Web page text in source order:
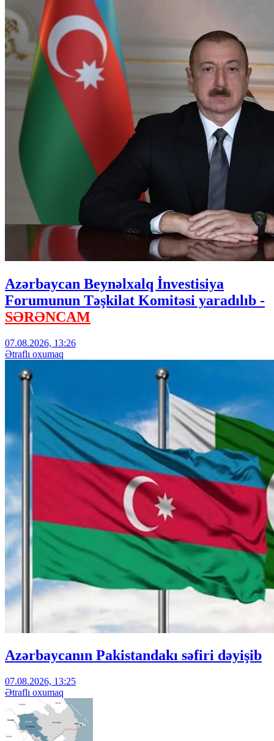
Azərbaycan Beynəlxalq İnvestisiya
Forumunun Təşkilat Komitəsi yaradılıb -
SƏRƏNCAM
07.08.2026, 13:26
Ətraflı oxumaq
Azərbaycanın Pakistandakı səfiri dəyişib
07.08.2026, 13:25
Ətraflı oxumaq